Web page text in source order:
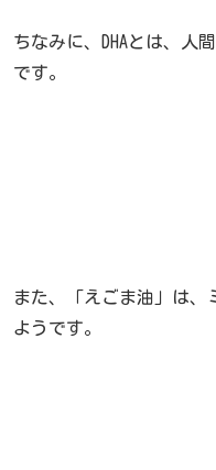
ちなみに、DHAとは、人
です。
また、「えごま油」は、
ようです。